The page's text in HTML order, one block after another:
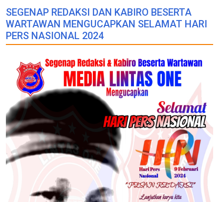
SEGENAP REDAKSI DAN KABIRO BESERTA
WARTAWAN MENGUCAPKAN SELAMAT HARI
PERS NASIONAL 2024